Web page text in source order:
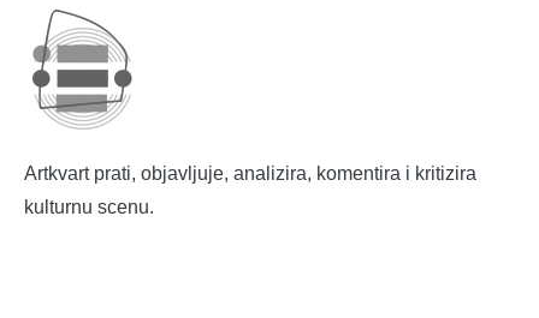
Artkvart prati, objavljuje, analizira, komentira i kritizira
kulturnu scenu.